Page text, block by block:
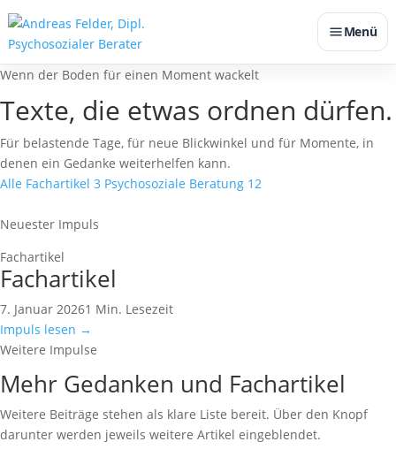
Menü
Wenn der Boden für einen Moment wackelt
Texte, die etwas ordnen dürfen.
Für belastende Tage, für neue Blickwinkel und für Momente, in
denen ein Gedanke weiterhelfen kann.
Alle Fachartikel 3 Psychosoziale Beratung 12
Neuester Impuls
Fachartikel
Fachartikel
7. Januar 20261 Min. Lesezeit
Impuls lesen →
Weitere Impulse
Mehr Gedanken und Fachartikel
Weitere Beiträge stehen als klare Liste bereit. Über den Knopf
darunter werden jeweils weitere Artikel eingeblendet.